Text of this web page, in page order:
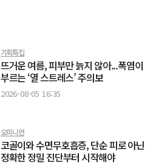
기획특집
뜨거운 여름, 피부만 늙지 않아...폭염이
부르는 ‘열 스트레스’ 주의보
2026-08-05 16:35
오피니언
코골이와 수면무호흡증, 단순 피로 아닌
정확한 정밀 진단부터 시작해야